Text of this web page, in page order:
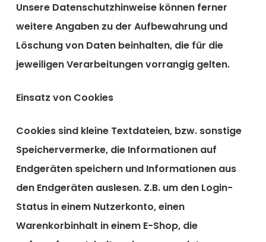
Unsere Datenschutzhinweise können ferner
weitere Angaben zu der Aufbewahrung und
Löschung von Daten beinhalten, die für die
jeweiligen Verarbeitungen vorrangig gelten.
Einsatz von Cookies
Cookies sind kleine Textdateien, bzw. sonstige
Speichervermerke, die Informationen auf
Endgeräten speichern und Informationen aus
den Endgeräten auslesen. Z.B. um den Login-
Status in einem Nutzerkonto, einen
Warenkorbinhalt in einem E-Shop, die